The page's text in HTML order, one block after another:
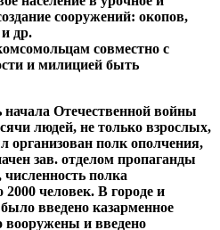
сооружений: окопов,
др.
совместно с
и милицией быть
Отечественной войны
людей, не только взрослых,
полк ополчения,
зав. отделом пропаганды
полка
человек. В городе и
введено казарменное
вооружены и введено